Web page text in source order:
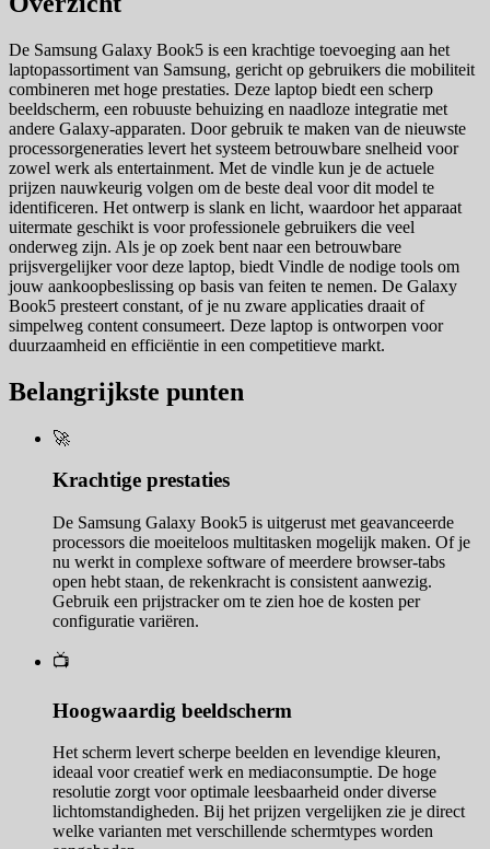
De Samsung Galaxy Book5 is een krachtige toevoeging aan het
laptopassortiment van Samsung, gericht op gebruikers die mobiliteit
combineren met hoge prestaties. Deze laptop biedt een scherp
beeldscherm, een robuuste behuizing en naadloze integratie met
andere Galaxy-apparaten. Door gebruik te maken van de nieuwste
processorgeneraties levert het systeem betrouwbare snelheid voor
zowel werk als entertainment. Met de vindle kun je de actuele
prijzen nauwkeurig volgen om de beste deal voor dit model te
identificeren. Het ontwerp is slank en licht, waardoor het apparaat
uitermate geschikt is voor professionele gebruikers die veel
onderweg zijn. Als je op zoek bent naar een betrouwbare
prijsvergelijker voor deze laptop, biedt Vindle de nodige tools om
jouw aankoopbeslissing op basis van feiten te nemen. De Galaxy
Book5 presteert constant, of je nu zware applicaties draait of
simpelweg content consumeert. Deze laptop is ontworpen voor
duurzaamheid en efficiëntie in een competitieve markt.
Belangrijkste punten
🚀
Krachtige prestaties
De Samsung Galaxy Book5 is uitgerust met geavanceerde
processors die moeiteloos multitasken mogelijk maken. Of je
nu werkt in complexe software of meerdere browser-tabs
open hebt staan, de rekenkracht is consistent aanwezig.
Gebruik een prijstracker om te zien hoe de kosten per
configuratie variëren.
📺
Hoogwaardig beeldscherm
Het scherm levert scherpe beelden en levendige kleuren,
ideaal voor creatief werk en mediaconsumptie. De hoge
resolutie zorgt voor optimale leesbaarheid onder diverse
lichtomstandigheden. Bij het prijzen vergelijken zie je direct
welke varianten met verschillende schermtypes worden